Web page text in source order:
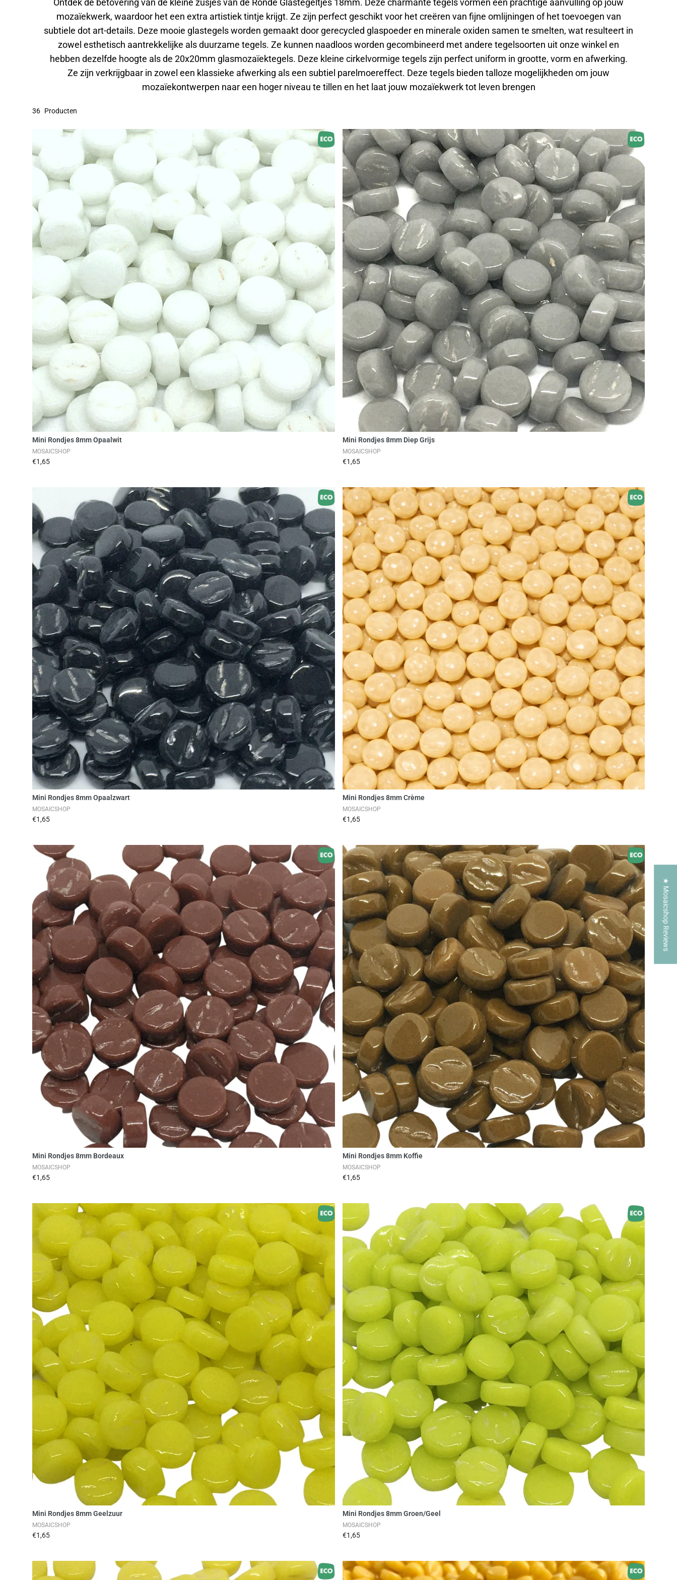
Ontdek de betovering van de kleine zusjes van de Ronde Glastegeltjes 18mm. Deze charmante tegels vormen een prachtige aanvulling op jouw
mozaïekwerk, waardoor het een extra artistiek tintje krijgt. Ze zijn perfect geschikt voor het creëren van fijne omlijningen of het toevoegen van
subtiele dot art-details. Deze mooie glastegels worden gemaakt door gerecycled glaspoeder en minerale oxiden samen te smelten, wat resulteert in
zowel esthetisch aantrekkelijke als duurzame tegels. Ze kunnen naadloos worden gecombineerd met andere tegelsoorten uit onze winkel en
hebben dezelfde hoogte als de 20x20mm glasmozaïektegels. Deze kleine cirkelvormige tegels zijn perfect uniform in grootte, vorm en afwerking.
Ze zijn verkrijgbaar in zowel een klassieke afwerking als een subtiel parelmoereffect. Deze tegels bieden talloze mogelijkheden om jouw
mozaïekontwerpen naar een hoger niveau te tillen en het laat jouw mozaïekwerktot leven brengen
36 Producten
Toevoegen aan winkelwagen
Mini Rondjes 8mm Opaalwit
MOSAICSHOP
€1,65
Toevoegen aan winkelwagen
Mini Rondjes 8mm Diep Grijs
MOSAICSHOP
€1,65
Toevoegen aan winkelwagen
Mini Rondjes 8mm Opaalzwart
MOSAICSHOP
€1,65
Toevoegen aan winkelwagen
Mini Rondjes 8mm Crème
MOSAICSHOP
€1,65
Toevoegen aan winkelwagen
Mini Rondjes 8mm Bordeaux
MOSAICSHOP
€1,65
Toevoegen aan winkelwagen
Mini Rondjes 8mm Koffie
MOSAICSHOP
€1,65
Toevoegen aan winkelwagen
Mini Rondjes 8mm Geelzuur
MOSAICSHOP
€1,65
Toevoegen aan winkelwagen
Mini Rondjes 8mm Groen/Geel
MOSAICSHOP
€1,65
★ Mosaicshop Reviews